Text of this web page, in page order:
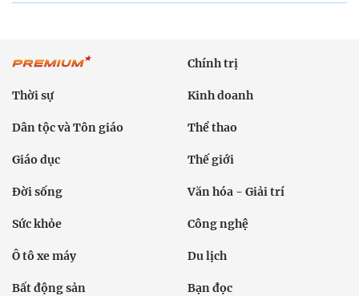
Chính trị
Thời sự Kinh doanh
Dân tộc và Tôn giáo Thể thao
Giáo dục Thế giới
Đời sống Văn hóa - Giải trí
Sức khỏe Công nghệ
Ô tô xe máy Du lịch
Bất động sản Bạn đọc